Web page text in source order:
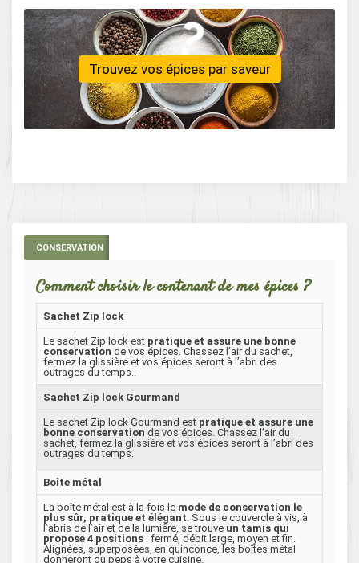
Detox
Aperitive …
Trouvez vos épices par saveur
CONSERVATION
Comment choisir le contenant de mes épices ?
Sachet Zip lock
Le sachet Zip lock est pratique et assure une bonne
conservation de vos épices. Chassez l’air du sachet,
fermez la glissière et vos épices seront à l’abri des
outrages du temps..
Sachet Zip lock Gourmand
Le sachet Zip lock Gourmand est pratique et assure une
bonne conservation de vos épices. Chassez l’air du
sachet, fermez la glissière et vos épices seront à l’abri des
outrages du temps.
Boîte métal
La boîte métal est à la fois le mode de conservation le
plus sûr, pratique et élégant . Sous le couvercle à vis, à
l’abris de l’air et de la lumière, se trouve un tamis qui
propose 4 positions : fermé, débit large, moyen et fin.
Alignées, superposées, en quinconce, les boîtes métal
donneront du peps à votre cuisine.